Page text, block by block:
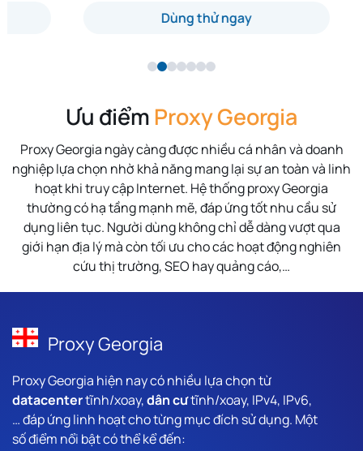
Dùng thử ngay
Ưu điểm Proxy Georgia
Proxy Georgia ngày càng được nhiều cá nhân và doanh
nghiệp lựa chọn nhờ khả năng mang lại sự an toàn và linh
hoạt khi truy cập Internet. Hệ thống proxy Georgia
thường có hạ tầng mạnh mẽ, đáp ứng tốt nhu cầu sử
dụng liên tục. Người dùng không chỉ dễ dàng vượt qua
giới hạn địa lý mà còn tối ưu cho các hoạt động nghiên
cứu thị trường, SEO hay quảng cáo,…
Proxy Georgia
Proxy Georgia hiện nay có nhiều lựa chọn từ
datacentertĩnh/xoay,dân cưtĩnh/xoay, IPv4, IPv6,
… đáp ứng linh hoạt cho từng mục đích sử dụng. Một
số điểm nổi bật có thể kể đến: